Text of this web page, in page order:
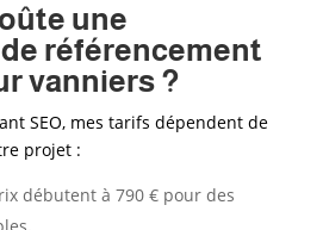
une
référencement
vanniers ?
SEO, mes tarifs dépendent de
projet :
débutent à 790 € pour des